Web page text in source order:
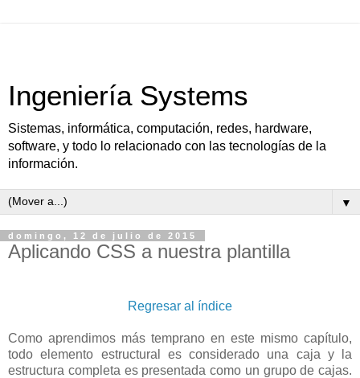
Ingeniería Systems
Sistemas, informática, computación, redes, hardware,
software, y todo lo relacionado con las tecnologías de la
información.
▼
domingo, 12 de julio de 2015
Aplicando CSS a nuestra plantilla
Regresar al índice
Como aprendimos más temprano en este mismo capítulo,
todo elemento estructural es considerado una caja y la
estructura completa es presentada como un grupo de cajas.